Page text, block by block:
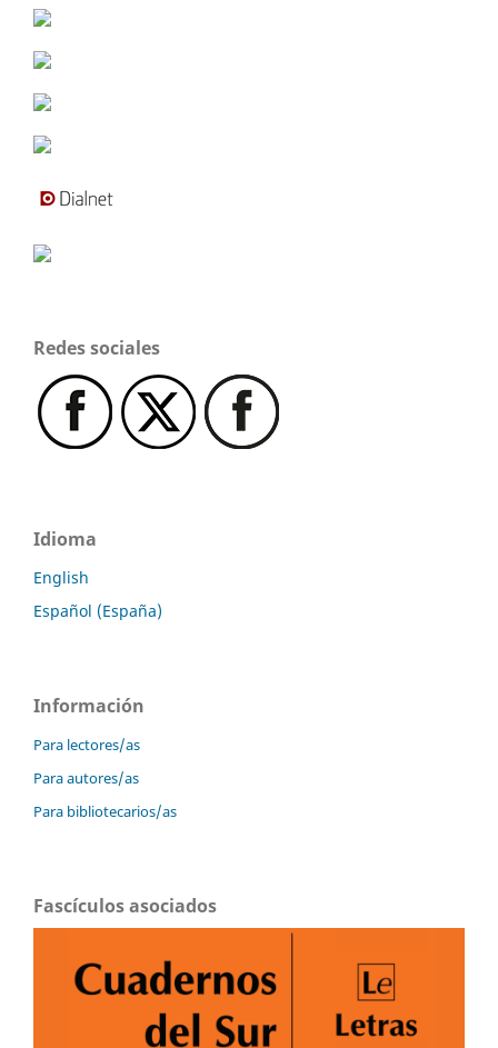
Redes sociales
Idioma
English
Español (España)
Información
Para lectores/as
Para autores/as
Para bibliotecarios/as
Fascículos asociados